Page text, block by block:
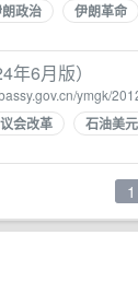
政治 伊朗革命
6月版）
ymgk/
议会改革 石油美元
1